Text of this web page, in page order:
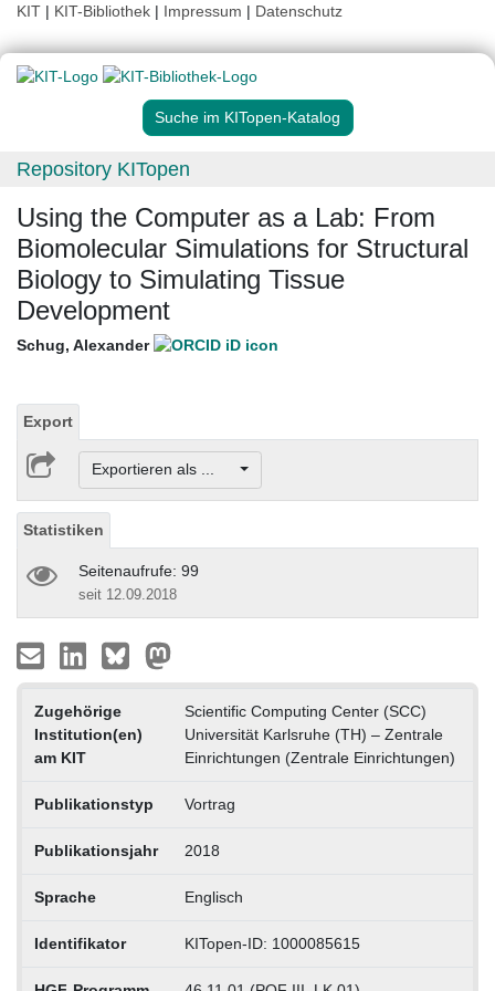
KIT | KIT-Bibliothek | Impressum | Datenschutz
Suche im KITopen-Katalog
Repository KITopen
Using the Computer as a Lab: From
Biomolecular Simulations for Structural
Biology to Simulating Tissue
Development
Schug, Alexander
Export
Exportieren als ...
Statistiken
Seitenaufrufe: 99
seit 12.09.2018
Zugehörige
Institution(en)
am KIT
Scientific Computing Center (SCC)
Universität Karlsruhe (TH) – Zentrale
Einrichtungen (Zentrale Einrichtungen)
Publikationstyp Vortrag
Publikationsjahr 2018
Sprache Englisch
Identifikator KITopen-ID: 1000085615